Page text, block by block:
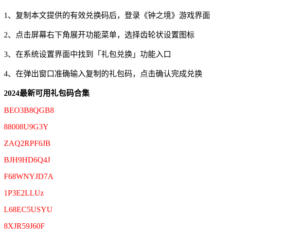
1、复制本文提供的有效兑换码后，登录《钟之境》游戏界面
2、点击屏幕右下角展开功能菜单，选择齿轮状设置图标
3、在系统设置界面中找到「礼包兑换」功能入口
4、在弹出窗口准确输入复制的礼包码，点击确认完成兑换
2024最新可用礼包码合集
BEO3B8QGB8
88008U9G3Y
ZAQ2RPF6JB
BJH9HD6Q4J
F68WNYJD7A
1P3E2LLUz
L68EC5USYU
8XJR59J60F